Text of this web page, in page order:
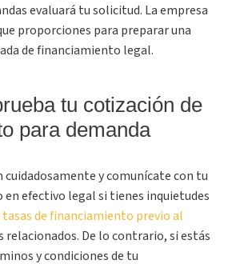
evaluará tu solicitud. La empresa
proporciones para preparar una
de financiamiento legal.
tu cotización de
para demanda
y comunícate con tu
efectivo legal si tienes inquietudes
tasas de financiamiento previo al
relacionados. De lo contrario, si estás
y condiciones de tu